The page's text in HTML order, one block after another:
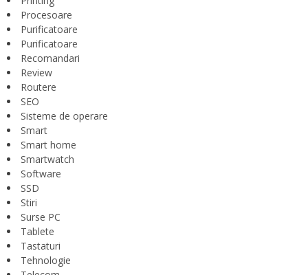
Procesoare
Purificatoare
Purificatoare
Recomandari
Review
Routere
SEO
Sisteme de operare
Smart
Smart home
Smartwatch
Software
SSD
Stiri
Surse PC
Tablete
Tastaturi
Tehnologie